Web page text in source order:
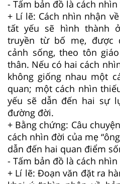
- Tấm bản đồ là cách
+ Lí lẽ: Cách nhìn nhận
tất yếu sẽ hình thành
truyền từ bố mẹ, được
cảnh sống, theo tôn
thân. Nếu có hai cách
không giống nhau một
quan; một cách nhìn
yếu sẽ dẫn đến hai sự
đường đời.
+ Bằng chứng: Câu
cách nhìn đời của mẹ
dẫn đến hai quan điểm
- Tấm bản đồ là cách
+ Lí lẽ: Đoạn văn đặt ra